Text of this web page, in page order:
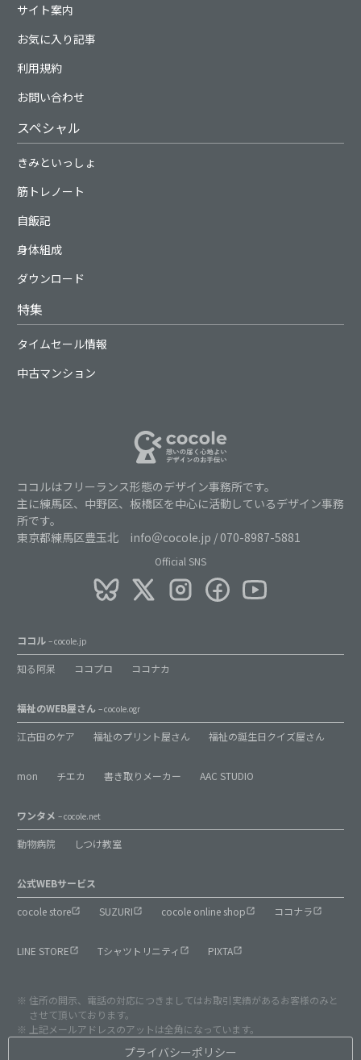
サイト案内
お気に入り記事
利用規約
お問い合わせ
スペシャル
きみといっしょ
筋トレノート
自飯記
身体組成
ダウンロード
特集
タイムセール情報
中古マンション
ココルはフリーランス形態のデザイン事務所です。
主に練馬区、中野区、板橋区を中心に活動しているデザイン事務
所です。
東京都練馬区豊玉北 info＠cocole.jp / 070-8987-5881
Official SNS
ココル – cocole.jp
知る阿呆 ココプロ ココナカ
福祉のWEB屋さん – cocole.ogr
江古田のケア 福祉のプリント屋さん 福祉の誕生日クイズ屋さん
mon チエカ 書き取りメーカー AAC STUDIO
ワンタメ – cocole.net
動物病院 しつけ教室
公式WEBサービス
cocole store SUZURI cocole online shop ココナラ
LINE STORE Tシャツトリニティ PIXTA
住所の開示、電話の対応につきましてはお取引実績があるお客様のみと
させて頂いております。
上記メールアドレスのアットは全角になっています。
プライバシーポリシー